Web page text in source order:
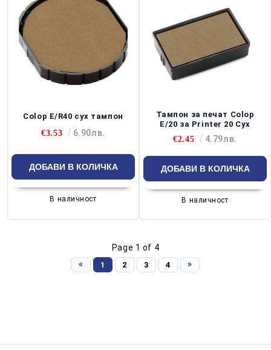
Colop E/R40 сух тампон
€3.53
6.90лв.
В наличност
Тампон за печат Colop
E/20 за Printer 20 Сух
€2.45
4.79лв.
В наличност
Page 1 of 4
«
1 2 3 4 »